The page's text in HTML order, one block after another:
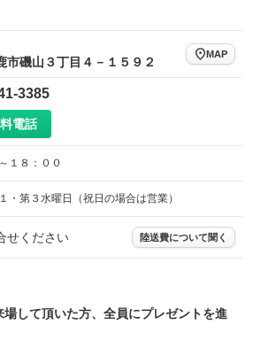
ヘッドライトウォッシャー
：装備なし
市磯山３丁目４－１５９２
MAP
3385
電話
１８：００
・第３水曜日（祝日の場合は営業）
せください 陸送費について聞く
場して頂いた方、全員にプレゼントを進